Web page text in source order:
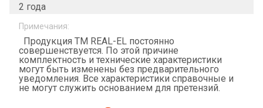
2 года
Примечания:
Продукция ТМ REAL-EL постоянно
совершенствуется. По этой причине
комплектность и технические характеристики
могут быть изменены без предварительного
уведомления. Все характеристики справочные и
не могут служить основанием для претензий.